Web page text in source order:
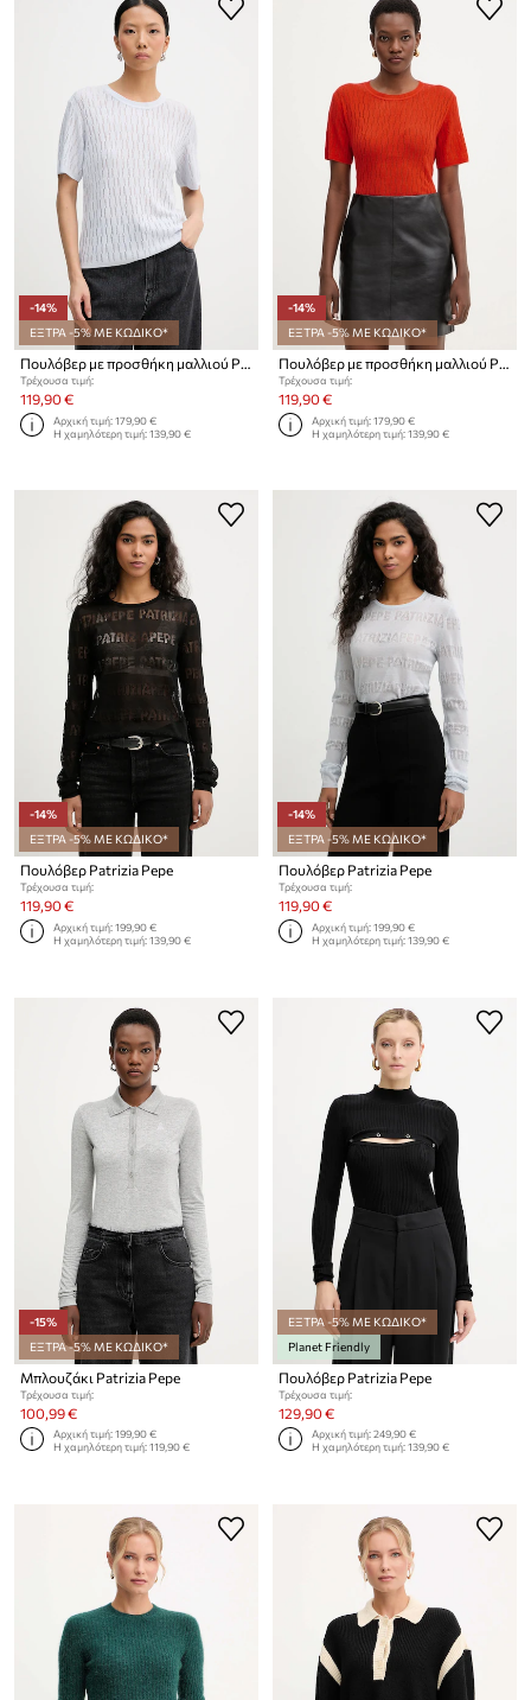
-14%
ΕΞΤΡΑ -5% ΜΕ ΚΩΔΙΚΟ*
Πουλόβερ με προσθήκη μαλλιού Patrizia Pepe
Τρέχουσα τιμή:
119,90 €
Αρχική τιμή:179,90 €
Η χαμηλότερη τιμή:139,90 €
-14%
ΕΞΤΡΑ -5% ΜΕ ΚΩΔΙΚΟ*
Πουλόβερ με προσθήκη μαλλιού Patrizia Pepe
Τρέχουσα τιμή:
119,90 €
Αρχική τιμή:179,90 €
Η χαμηλότερη τιμή:139,90 €
-14%
ΕΞΤΡΑ -5% ΜΕ ΚΩΔΙΚΟ*
Πουλόβερ Patrizia Pepe
Τρέχουσα τιμή:
119,90 €
Αρχική τιμή:199,90 €
Η χαμηλότερη τιμή:139,90 €
-14%
ΕΞΤΡΑ -5% ΜΕ ΚΩΔΙΚΟ*
Πουλόβερ Patrizia Pepe
Τρέχουσα τιμή:
119,90 €
Αρχική τιμή:199,90 €
Η χαμηλότερη τιμή:139,90 €
-15%
ΕΞΤΡΑ -5% ΜΕ ΚΩΔΙΚΟ*
Μπλουζάκι Patrizia Pepe
Τρέχουσα τιμή:
100,99 €
Αρχική τιμή:199,90 €
Η χαμηλότερη τιμή:119,90 €
ΕΞΤΡΑ -5% ΜΕ ΚΩΔΙΚΟ*
Planet Friendly
Πουλόβερ Patrizia Pepe
Τρέχουσα τιμή:
129,90 €
Αρχική τιμή:249,90 €
Η χαμηλότερη τιμή:139,90 €